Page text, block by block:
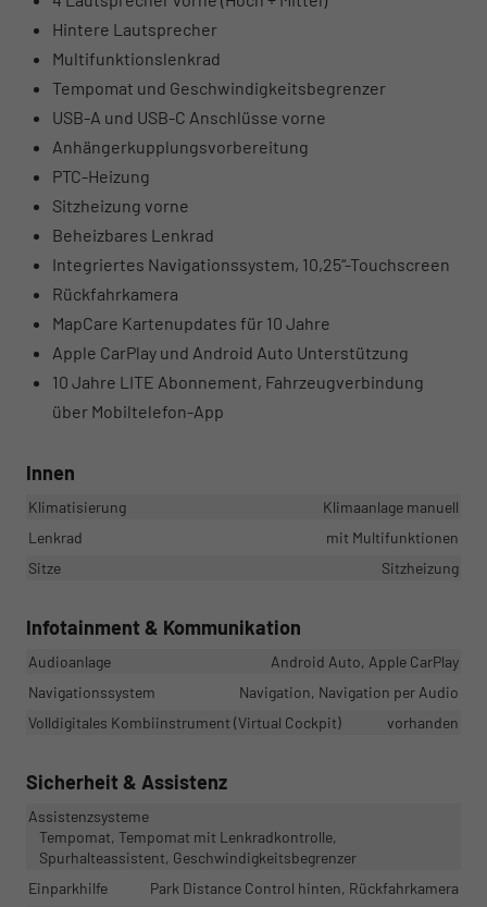
Hintere Lautsprecher
Multifunktionslenkrad
Tempomat und Geschwindigkeitsbegrenzer
USB-A und USB-C Anschlüsse vorne
Anhängerkupplungsvorbereitung
PTC-Heizung
Sitzheizung vorne
Beheizbares Lenkrad
Integriertes Navigationssystem, 10,25“-Touchscreen
Rückfahrkamera
MapCare Kartenupdates für 10 Jahre
Apple CarPlay und Android Auto Unterstützung
10 Jahre LITE Abonnement, Fahrzeugverbindung
über Mobiltelefon-App
Innen
Klimatisierung
Klimaanlage manuell
Lenkrad
mit Multifunktionen
Sitze
Sitzheizung
Infotainment & Kommunikation
Audioanlage
Android Auto, Apple CarPlay
Navigationssystem
Navigation, Navigation per Audio
Volldigitales Kombiinstrument (Virtual Cockpit)
vorhanden
Sicherheit & Assistenz
Assistenzsysteme
Tempomat, Tempomat mit Lenkradkontrolle,
Spurhalteassistent, Geschwindigkeitsbegrenzer
Einparkhilfe
Park Distance Control hinten, Rückfahrkamera